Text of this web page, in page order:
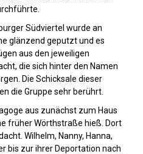
Südviertel wurde an
glänzend geputzt und es
aus den jeweiligen
die sich hinter den Namen
Die Schicksale dieser
die Gruppe sehr berührt.
aus zunächst zum Haus
früher Wörthstraße hieß. Dort
Wilhelm, Nanny, Hanna,
bis zur ihrer Deportation nach